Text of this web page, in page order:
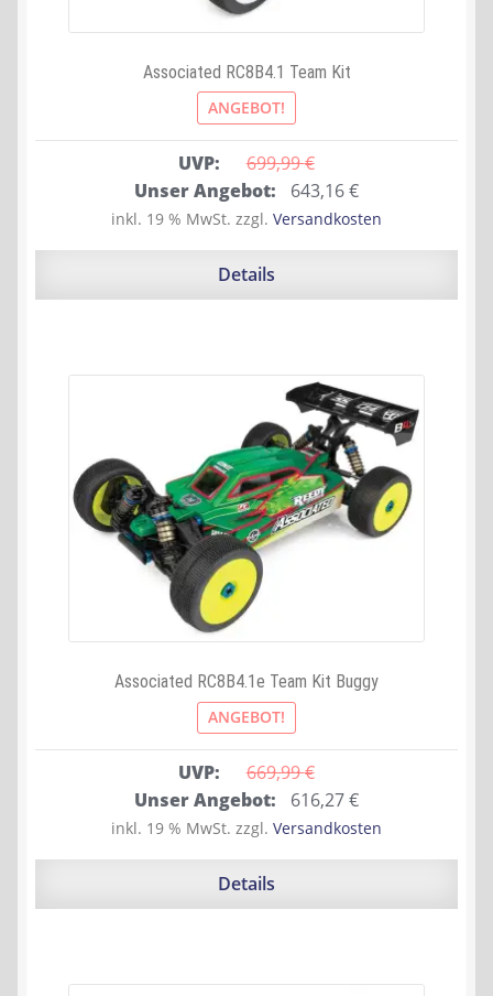
Associated RC8B4.1 Team Kit
ANGEBOT!
UVP: 699,99 €
Ursprünglicher
Preis
war:
Unser Angebot: 643,16€Aktueller
Preis
ist:
inkl. 19 % MwSt. zzgl. Versandkosten
Details
Associated RC8B4.1e Team Kit Buggy
ANGEBOT!
UVP: 669,99 €
Ursprünglicher
Preis
war:
Unser Angebot: 616,27€Aktueller
Preis
ist:
inkl. 19 % MwSt. zzgl. Versandkosten
Details